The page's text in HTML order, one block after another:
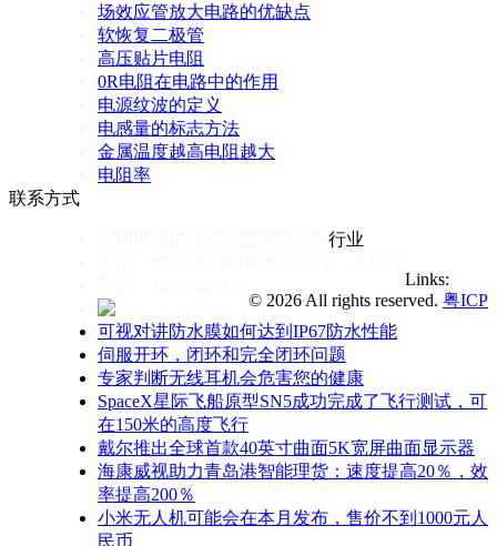
场效应管放大电路的优缺点
软恢复二极管
高压贴片电阻
0R电阻在电路中的作用
电源纹波的定义
电感量的标志方法
金属温度越高电阻越大
电阻率
联系方式
行业
可视对讲防水膜如何达到IP67防水性能
伺服开环，闭环和完全闭环问题
专家判断无线耳机会危害您的健康
SpaceX星际飞船原型SN5成功完成了飞行测试，可
在150米的高度飞行
戴尔推出全球首款40英寸曲面5K宽屏曲面显示器
海康威视助力青岛港智能理货：速度提高20％，效
率提高200％
小米无人机可能会在本月发布，售价不到1000元人
民币
Links:
© 2026 All rights reserved. 粤ICP